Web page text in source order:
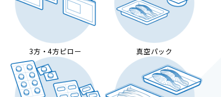
3方・4方ピロー 真空パック